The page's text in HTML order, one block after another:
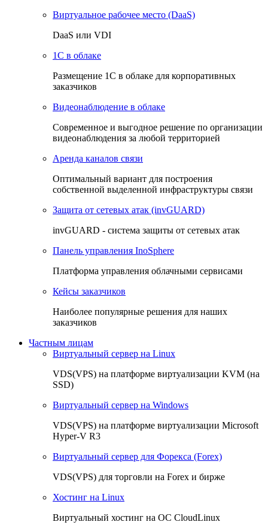
Виртуальное рабочее место (DaaS)
DaaS или VDI
1C в облаке
Размещение 1С в облаке для корпоративных
заказчиков
Видеонаблюдение в облаке
Cовременное и выгодное решение по организации
видеонаблюдения за любой территорией
Аренда каналов связи
Оптимальный вариант для построения
собственной выделенной инфраструктуры связи
Защита от сетевых атак (invGUARD)
invGUARD - система защиты от сетевых атак
Панель управления InoSphere
Платформа управления облачными сервисами
Кейсы заказчиков
Наиболее популярные решения для наших
заказчиков
Частным лицам
Виртуальный сервер на Linux
VDS(VPS) на платформе виртуализации KVM (на
SSD)
Виртуальный сервер на Windows
VDS(VPS) на платформе виртуализации Microsoft
Hyper-V R3
Виртуальный сервер для Форекса (Forex)
VDS(VPS) для торговли на Forex и бирже
Хостинг на Linux
Виртуальный хостинг на OC CloudLinux